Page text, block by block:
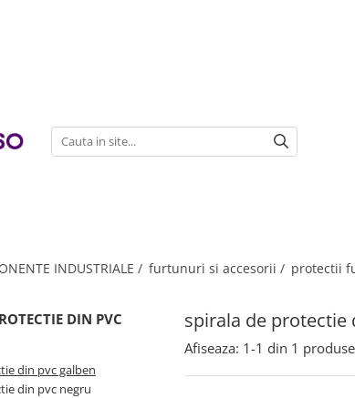
INDUSTRIALE / furtunuri si accesorii / protectii
spirala de protectie
DIN PVC
din pvc galben
din pvc negru
Afiseaza: 1-1 din 1 produse